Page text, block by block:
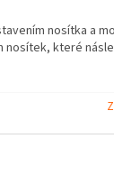
nosítka a
nosítek, které